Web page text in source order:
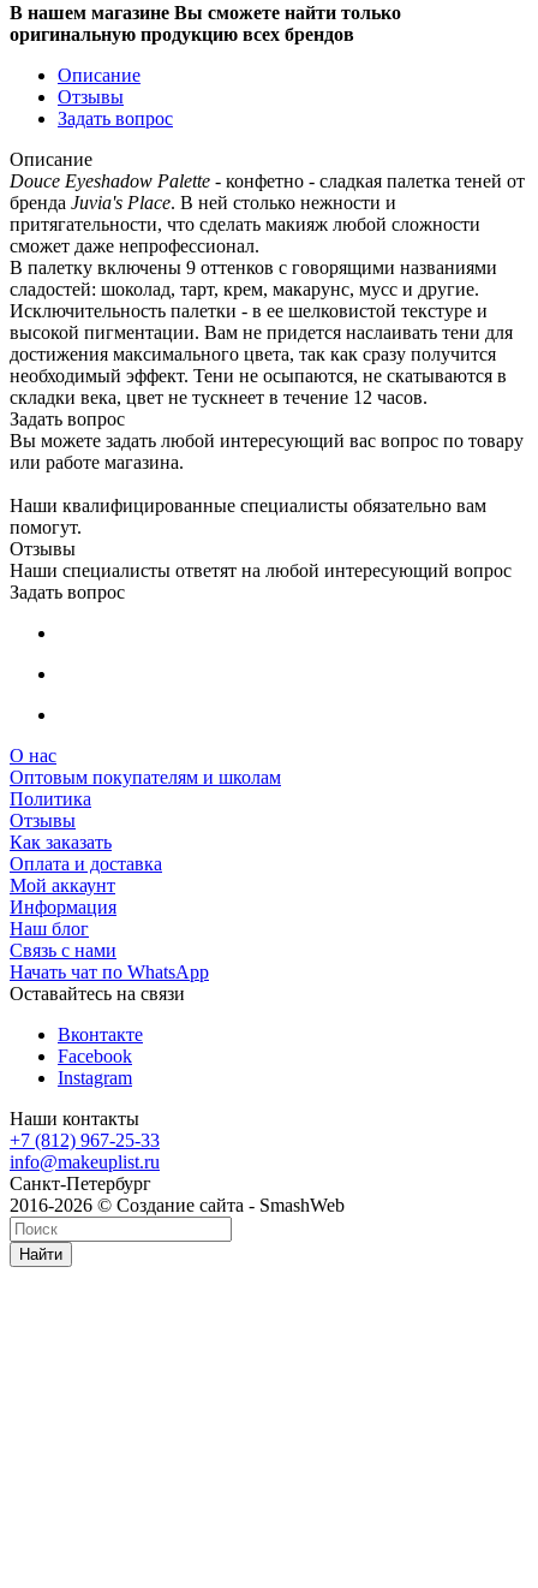
В нашем магазине Вы сможете найти только
оригинальную продукцию всех брендов
Описание
Отзывы
Задать вопрос
Описание
Douce Eyeshadow Palette - конфетно - сладкая палетка теней от
бренда Juvia's Place. В ней столько нежности и
притягательности, что сделать макияж любой сложности
сможет даже непрофессионал.
В палетку включены 9 оттенков с говорящими названиями
сладостей: шоколад, тарт, крем, макарунс, мусс и другие.
Исключительность палетки - в ее шелковистой текстуре и
высокой пигментации. Вам не придется наслаивать тени для
достижения максимального цвета, так как сразу получится
необходимый эффект. Тени не осыпаются, не скатываются в
складки века, цвет не тускнеет в течение 12 часов.
Задать вопрос
Вы можете задать любой интересующий вас вопрос по товару
или работе магазина.
Наши квалифицированные специалисты обязательно вам
помогут.
Отзывы
Наши специалисты ответят на любой интересующий вопрос
Задать вопрос
О нас
Оптовым покупателям и школам
Политика
Отзывы
Как заказать
Оплата и доставка
Мой аккаунт
Информация
Наш блог
Связь с нами
Начать чат по WhatsApp
Оставайтесь на связи
Вконтакте
Facebook
Instagram
Наши контакты
+7 (812) 967-25-33
info@makeuplist.ru
Санкт-Петербург
2016-2026 © Создание сайта - SmashWeb
Найти